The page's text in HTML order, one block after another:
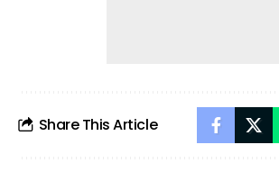
Share This Article